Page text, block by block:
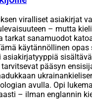
viralliset asiakirjat
– mutta
tarkat sanamuodot
käytännöllinen opas
asiakirjatyyppiä
pääsyn
avulla. Opi
– ilman englannin